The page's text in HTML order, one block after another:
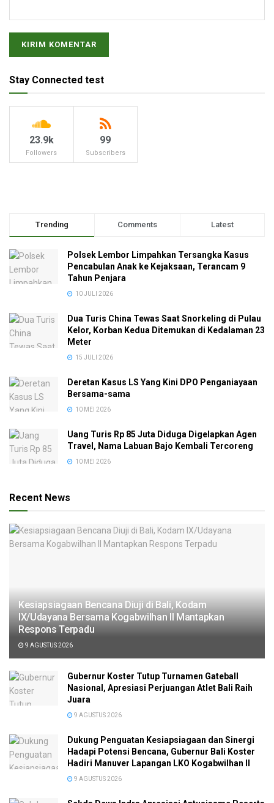
Stay Connected test
23.9k
Followers
99
Subscribers
Trending Comments Latest
Polsek Lembor Limpahkan Tersangka Kasus
Pencabulan Anak ke Kejaksaan, Terancam 9
Tahun Penjara
10 JULI 2026
Dua Turis China Tewas Saat Snorkeling di Pulau
Kelor, Korban Kedua Ditemukan di Kedalaman 23
Meter
15 JULI 2026
Deretan Kasus LS Yang Kini DPO Penganiayaan
Bersama-sama
10 MEI 2026
Uang Turis Rp 85 Juta Diduga Digelapkan Agen
Travel, Nama Labuan Bajo Kembali Tercoreng
10 MEI 2026
Recent News
Kesiapsiagaan Bencana Diuji di Bali, Kodam
IX/Udayana Bersama Kogabwilhan II Mantapkan
Respons Terpadu
9 AGUSTUS 2026
Gubernur Koster Tutup Turnamen Gateball
Nasional, Apresiasi Perjuangan Atlet Bali Raih
Juara
9 AGUSTUS 2026
Dukung Penguatan Kesiapsiagaan dan Sinergi
Hadapi Potensi Bencana, Gubernur Bali Koster
Hadiri Manuver Lapangan LKO Kogabwilhan II
9 AGUSTUS 2026